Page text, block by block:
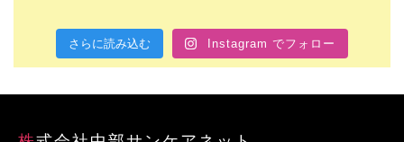
さらに読み込む Instagram でフォロー